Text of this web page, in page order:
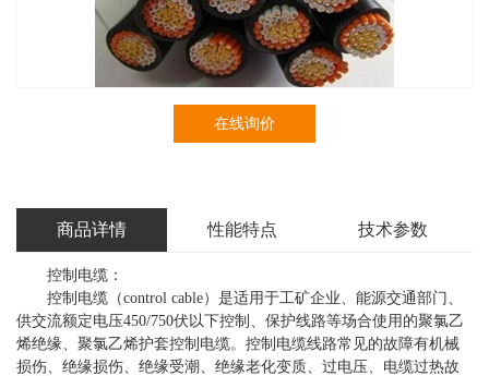
在线询价
商品详情 性能特点 技术参数
控制电缆：
控制电缆（control cable）是适用于工矿企业、能源交通部门、
供交流额定电压450/750伏以下控制、保护线路等场合使用的聚氯乙
烯绝缘、聚氯乙烯护套控制电缆。控制电缆线路常见的故障有机械
损伤、绝缘损伤、绝缘受潮、绝缘老化变质、过电压、电缆过热故